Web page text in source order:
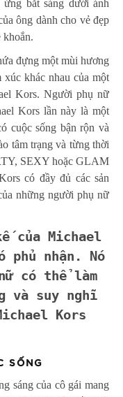
bắt sáng dưới ánh
ông dành cho vẻ đẹp
khoắn.
đựng một mùi hương
khác nhau của một
Kors. Người phụ nữ
Kors lần này là một
cuộc sống bận rộn và
tâm trạng và từng thời
SEXY hoặc GLAM
có đầy đủ các sản
những người phụ nữ
của Michael
phủ nhận. Nó
có thể làm
và suy nghĩ
Kors
SỐNG
sáng của cô gái mang